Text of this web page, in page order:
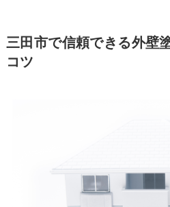
三田市で信頼できる外壁
コツ